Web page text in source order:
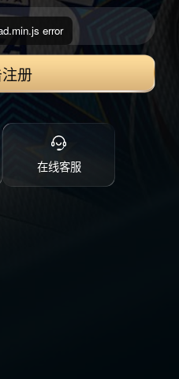
册
在线客服
error